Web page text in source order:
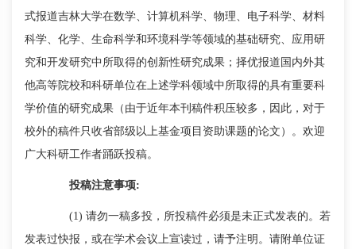
式报道吉林大学在数学、计算机科学、物理、电子科学、材料
科学、化学、生命科学和环境科学等领域的基础研究、应用研
究和开发研究中所取得的创新性研究成果；择优报道国内外其
他高等院校和科研单位在上述学科领域中所取得的具有重要科
学价值的研究成果（由于近年本刊稿件积压较多，因此，对于
校外的稿件只收省部级以上基金项目资助课题的论文）。欢迎
广大科研工作者踊跃投稿。
投稿注意事项:
(1) 请勿一稿多投，所投稿件必须是未正式发表的。若
发表过快报，或在学术会议上宣读过，请予注明。请附单位证